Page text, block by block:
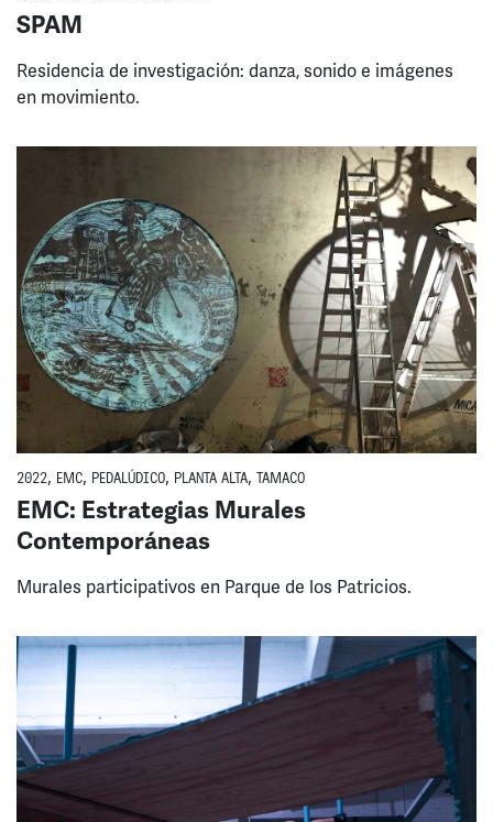
SPAM
Residencia de investigación: danza, sonido e imágenes
en movimiento.
2022, EMC, PEDALÚDICO, PLANTA ALTA, TAMACO
EMC: Estrategias Murales
Contemporáneas
Murales participativos en Parque de los Patricios.